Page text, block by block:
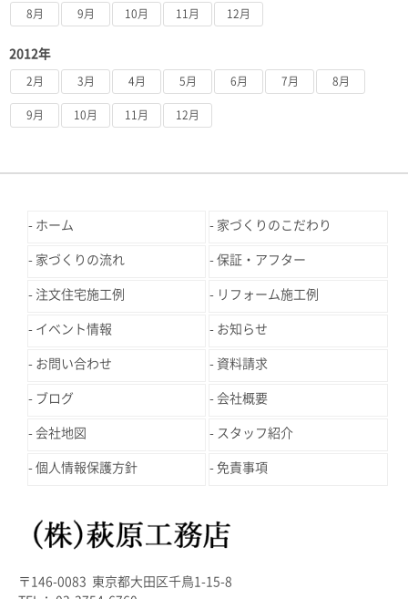
8月 9月 10月 11月 12月
2012年
2月 3月 4月 5月 6月 7月 8月
9月 10月 11月 12月
ホーム 家づくりのこだわり
家づくりの流れ 保証・アフター
注文住宅施工例 リフォーム施工例
イベント情報 お知らせ
お問い合わせ 資料請求
ブログ 会社概要
会社地図 スタッフ紹介
個人情報保護方針 免責事項
〒146-0083 東京都大田区千鳥1-15-8